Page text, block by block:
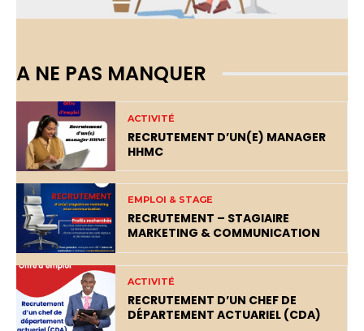
A NE PAS MANQUER
ACTIVITÉ
RECRUTEMENT D’UN(E) MANAGER
HHMC
EMPLOI & STAGE
RECRUTEMENT – STAGIAIRE
MARKETING & COMMUNICATION
ACTIVITÉ
RECRUTEMENT D’UN CHEF DE
DÉPARTEMENT ACTUARIEL (CDA)